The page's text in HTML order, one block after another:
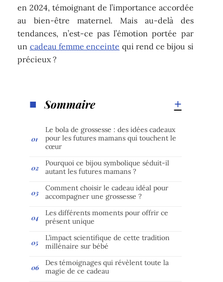
en 2024, témoignant de l’importance accordée
au bien-être maternel. Mais au-delà des
tendances, n’est-ce pas l’émotion portée par
un cadeau femme enceinte qui rend ce bijou si
précieux ?
Sommaire
Le bola de grossesse : des idées cadeaux
pour les futures mamans qui touchent le
cœur
Pourquoi ce bijou symbolique séduit-il
autant les futures mamans ?
Comment choisir le cadeau idéal pour
accompagner une grossesse ?
Les différents moments pour offrir ce
présent unique
L’impact scientifique de cette tradition
millénaire sur bébé
Des témoignages qui révèlent toute la
magie de ce cadeau